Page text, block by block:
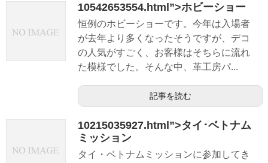
10542653554.html”>ホビーショー
恒例のホビーショーです。今年は入場者
が去年より多くなったそうですが、デコ
の人気がすごく、お客様はそちらに流れ
た模様でした。そんな中、革工房パ...
記事を読む
10215035927.html”>タイ･ベトナム
ミッション
タイ・ベトナムミッションに参加してき